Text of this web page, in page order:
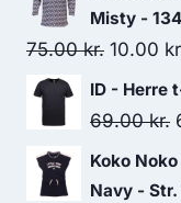
Misty -
75.00kr. Original
price
was:
10.00
ID - Herre
69.00kr.
Koko
Navy -